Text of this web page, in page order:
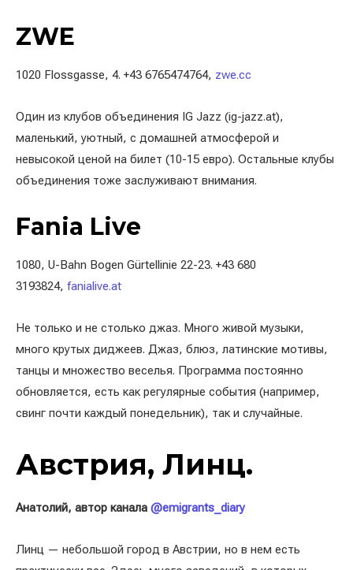
ZWE
1020 Flossgasse, 4. +43 6765474764, zwe.cc
Один из клубов объединения IG Jazz (ig-jazz.at),
маленький, уютный, с домашней атмосферой и
невысокой ценой на билет (10-15 евро). Остальные клубы
объединения тоже заслуживают внимания.
Fania Live
1080, U-Bahn Bogen Gürtellinie 22-23. +43 680
3193824, fanialive.at
Не только и не столько джаз. Много живой музыки,
много крутых диджеев. Джаз, блюз, латинские мотивы,
танцы и множество веселья. Программа постоянно
обновляется, есть как регулярные события (например,
свинг почти каждый понедельник), так и случайные.
Австрия, Линц.
Анатолий, автор канала @emigrants_diary
Линц — небольшой город в Австрии, но в нем есть